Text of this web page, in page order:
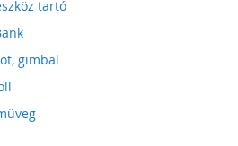
tartó
gimbal